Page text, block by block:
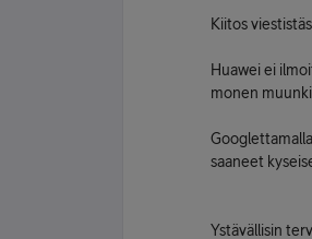
Kiitos
Huawei ei
monen
saaneet
Ystävällisin